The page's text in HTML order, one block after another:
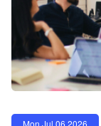
Mon Jul 06 2026